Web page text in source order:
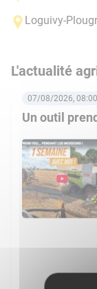
Loguivy-
L'actualité
Un outil
07/08/2026, 08:00